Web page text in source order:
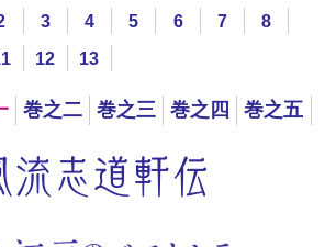
3 4 5 6 7
8
12 13
巻之二 巻之三 巻之四 巻之五
流志道軒伝